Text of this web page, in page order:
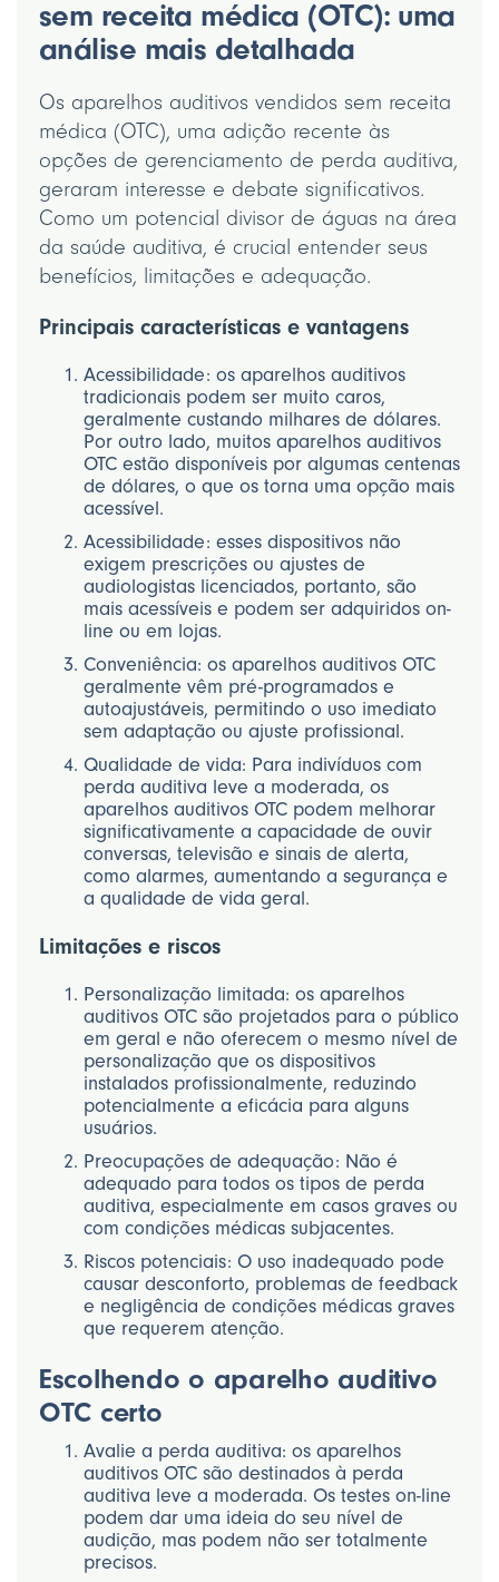
sem receita médica (OTC): uma
análise mais detalhada
Os aparelhos auditivos vendidos sem receita
médica (OTC), uma adição recente às
opções de gerenciamento de perda auditiva,
geraram interesse e debate significativos.
Como um potencial divisor de águas na área
da saúde auditiva, é crucial entender seus
benefícios, limitações e adequação.
Principais características e vantagens
Acessibilidade: os aparelhos auditivos
tradicionais podem ser muito caros,
geralmente custando milhares de dólares.
Por outro lado, muitos aparelhos auditivos
OTC estão disponíveis por algumas centenas
de dólares, o que os torna uma opção mais
acessível.
Acessibilidade: esses dispositivos não
exigem prescrições ou ajustes de
audiologistas licenciados, portanto, são
mais acessíveis e podem ser adquiridos on-
line ou em lojas.
Conveniência: os aparelhos auditivos OTC
geralmente vêm pré-programados e
autoajustáveis, permitindo o uso imediato
sem adaptação ou ajuste profissional.
Qualidade de vida: Para indivíduos com
perda auditiva leve a moderada, os
aparelhos auditivos OTC podem melhorar
significativamente a capacidade de ouvir
conversas, televisão e sinais de alerta,
como alarmes, aumentando a segurança e
a qualidade de vida geral.
Limitações e riscos
Personalização limitada: os aparelhos
auditivos OTC são projetados para o público
em geral e não oferecem o mesmo nível de
personalização que os dispositivos
instalados profissionalmente, reduzindo
potencialmente a eficácia para alguns
usuários.
Preocupações de adequação: Não é
adequado para todos os tipos de perda
auditiva, especialmente em casos graves ou
com condições médicas subjacentes.
Riscos potenciais: O uso inadequado pode
causar desconforto, problemas de feedback
e negligência de condições médicas graves
que requerem atenção.
Escolhendo o aparelho auditivo
OTC certo
Avalie a perda auditiva: os aparelhos
auditivos OTC são destinados à perda
auditiva leve a moderada. Os testes on-line
podem dar uma ideia do seu nível de
audição, mas podem não ser totalmente
precisos.